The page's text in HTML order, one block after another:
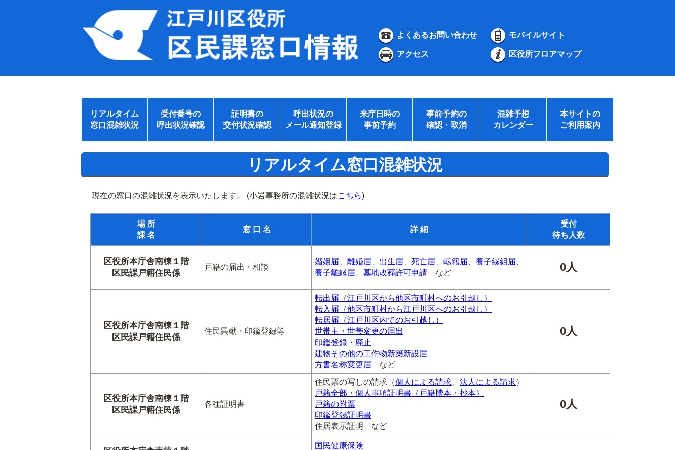
よくあるお問い合わせ モバイルサイト
アクセス 区役所フロアマップ
リアルタイム
窓口混雑状況
受付番号の
呼出状況確認
証明書の
交付状況確認
呼出状況の
メール通知登録
来庁日時の
事前予約
事前予約の
確認・取消
混雑予想
カレンダー
本サイトの
ご利用案内
リアルタイム窓口混雑状況
現在の窓口の混雑状況を表示いたします。 (小岩事務所の混雑状況はこちら)
場 所
課 名
窓 口 名 詳 細
受付
待ち人数
区役所本庁舎南棟１階
区民課戸籍住民係
戸籍の届出・相談
婚姻届 離婚届 出生届 死亡届 転籍届 養子縁組届
養子離縁届
墓地改葬許可申請 など 0人
区役所本庁舎南棟１階
区民課戸籍住民係
住民異動・印鑑登録等
転出届（江戸川区から他区市町村へのお引越し）
転入届（他区市町村から江戸川区へのお引越し）
転居届（江戸川区内でのお引越し）
世帯主・世帯変更の届出
印鑑登録・廃止
建物その他の工作物新築新設届
方書名称変更届 など
0人
区役所本庁舎南棟１階
区民課戸籍住民係
各種証明書
住民票の写しの請求（個人による請求 法人による請求）
戸籍全部・個人事項証明書（戸籍謄本・抄本）
戸籍の附票
印鑑登録証明書
住居表示証明 など
0人
国民健康保険